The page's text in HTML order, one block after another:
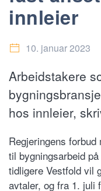
innleier
10. januar 2023
Arbeidstakere
hos innleier,
Regjeringens
til bygningsarbeid
tidligere Vestfold vil
avtaler, og fra 1. juli